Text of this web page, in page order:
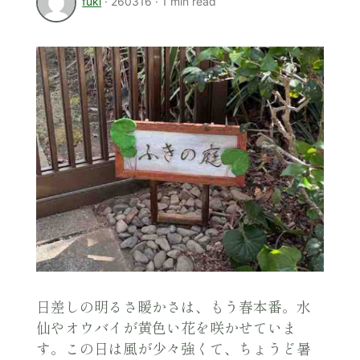
日差しの明るさ暖かさは、もう春本番。水
仙やオウバイが黄色い花を咲かせていま
す。この日は風が少々強くて、ちょうど暑